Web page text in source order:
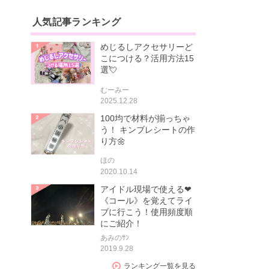
人気記事ランキング
めじるしアクセサリーど
こにつける？活用方法15
選💘
むーみー
2025.12.28
100均で材料が揃っちゃ
う！ キンブレシートの作
り方🌼
ほの
2020.10.14
アイドル現場で使える❤
《コール》を覚えてライ
ブに行こう！使用頻度順
にご紹介！
あみのｻﾝ
2019.9.28
ランキング一覧を見る